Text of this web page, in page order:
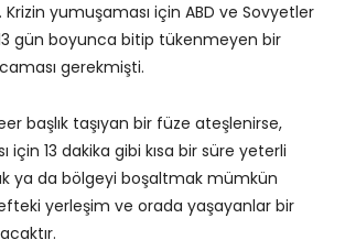
Krizin yumuşaması için ABD ve Sovyetler
gün boyunca bitip tükenmeyen bir
gerekmişti.
başlık taşıyan bir füze ateşlenirse,
için 13 dakika gibi kısa bir süre yeterli
ya da bölgeyi boşaltmak mümkün
yerleşim ve orada yaşayanlar bir